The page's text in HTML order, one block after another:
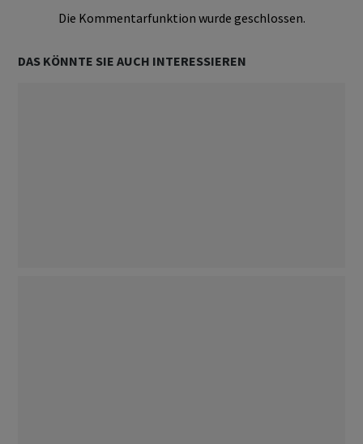
Die Kommentarfunktion wurde geschlossen.
DAS KÖNNTE SIE AUCH INTERESSIEREN